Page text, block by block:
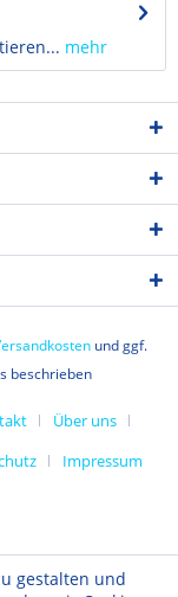
mehr
und ggf.
beschrieben
Über uns
Impressum
gestalten und